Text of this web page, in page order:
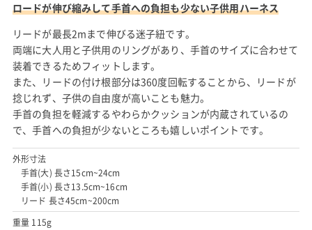
ロードが伸び縮みして手首への負担も少ない子供用ハーネス
リードが最長2mまで伸びる迷子紐です。
両端に大人用と子供用のリングがあり、手首のサイズに合わせて
装着できるためフィットします。
また、リードの付け根部分は360度回転することから、リードが
捻じれず、子供の自由度が高いことも魅力。
手首の負担を軽減するやわらかクッションが内蔵されているの
で、手首への負担が少ないところも嬉しいポイントです。
外形寸法
手首(大) 長さ15cm~24cm
手首(小) 長さ13.5cm~16cm
リード 長さ45cm~200cm
重量 115g